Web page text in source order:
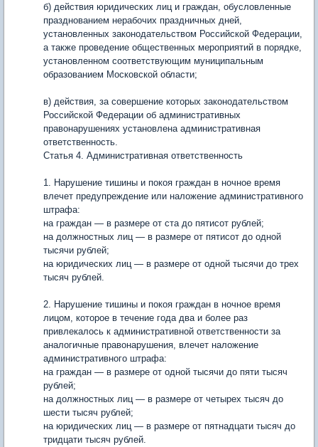
б) действия юридических лиц и граждан, обусловленные
празднованием нерабочих праздничных дней,
установленных законодательством Российской Федерации,
а также проведение общественных мероприятий в порядке,
установленном соответствующим муниципальным
образованием Московской области;
в) действия, за совершение которых законодательством
Российской Федерации об административных
правонарушениях установлена административная
ответственность.
Статья 4. Административная ответственность
1. Нарушение тишины и покоя граждан в ночное время
влечет предупреждение или наложение административного
штрафа:
на граждан — в размере от ста до пятисот рублей;
на должностных лиц — в размере от пятисот до одной
тысячи рублей;
на юридических лиц — в размере от одной тысячи до трех
тысяч рублей.
2. Нарушение тишины и покоя граждан в ночное время
лицом, которое в течение года два и более раз
привлекалось к административной ответственности за
аналогичные правонарушения, влечет наложение
административного штрафа:
на граждан — в размере от одной тысячи до пяти тысяч
рублей;
на должностных лиц — в размере от четырех тысяч до
шести тысяч рублей;
на юридических лиц — в размере от пятнадцати тысяч до
тридцати тысяч рублей.